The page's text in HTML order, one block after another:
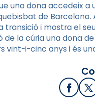
una dona accedeix
de
transició i mostra el
la cúria una dona
vint-i-cinc anys i és